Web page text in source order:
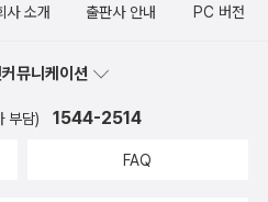
사 소개 출판사 안내 PC 버전
뮤니케이션
부담) 1544-2514
FAQ